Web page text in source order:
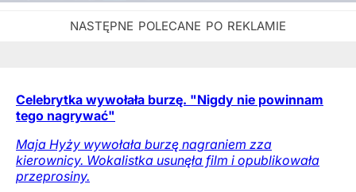
Celebrytka wywołała burzę. "Nigdy nie powinnam
tego nagrywać"
Maja Hyży wywołała burzę nagraniem zza
kierownicy. Wokalistka usunęła film i opublikowała
przeprosiny.